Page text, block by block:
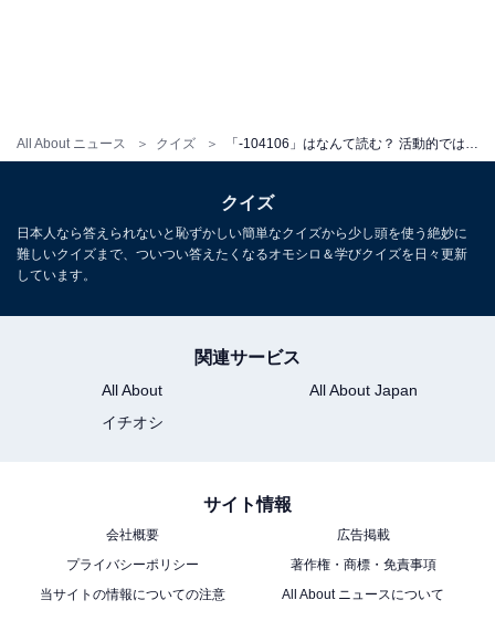
All About ニュース クイズ
クイズ
日本人なら答えられないと恥ずかしい簡単なクイズから少し頭を使う絶妙に
難しいクイズまで、ついつい答えたくなるオモシロ＆学びクイズを日々更新
しています。
関連サービス
All About
All About Japan
イチオシ
サイト情報
会社概要
広告掲載
プライバシーポリシー
著作権・商標・免責事項
当サイトの情報についての注意
All About ニュースについて